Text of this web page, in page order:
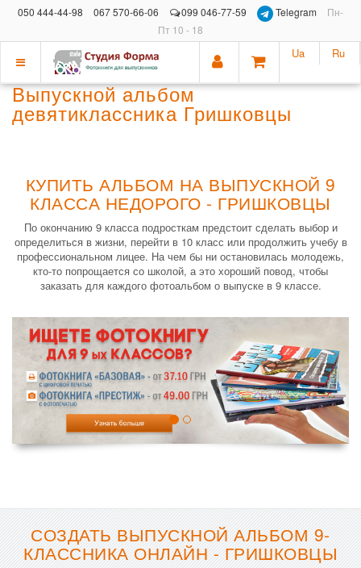
050 444-44-98 067 570-66-06 099 046-77-59 Telegram
Пн-
Пт 10 - 18
Показать
меню
Ua Ru
Выпускной альбом
девятиклассника Гришковцы
КУПИТЬ АЛЬБОМ НА ВЫПУСКНОЙ 9
КЛАССА НЕДОРОГО - ГРИШКОВЦЫ
По окончанию 9 класса подросткам предстоит сделать выбор и
определиться в жизни, перейти в 10 класс или продолжить учебу в
профессиональном лицее. На чем бы ни остановилась молодежь,
кто-то попрощается со школой, а это хороший повод, чтобы
заказать для каждого фотоальбом о выпуске в 9 классе.
СОЗДАТЬ ВЫПУСКНОЙ АЛЬБОМ 9-
КЛАССНИКА ОНЛАЙН - ГРИШКОВЦЫ